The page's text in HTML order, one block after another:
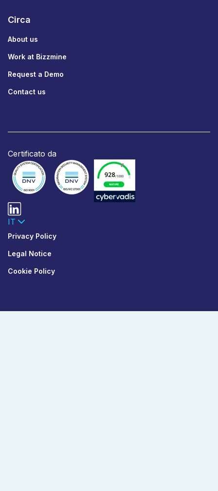
Circa
About us
Work at Bizzmine
Request a Demo
Contact us
Certificato da
IT
Privacy Policy
Legal Notice
Cookie Policy